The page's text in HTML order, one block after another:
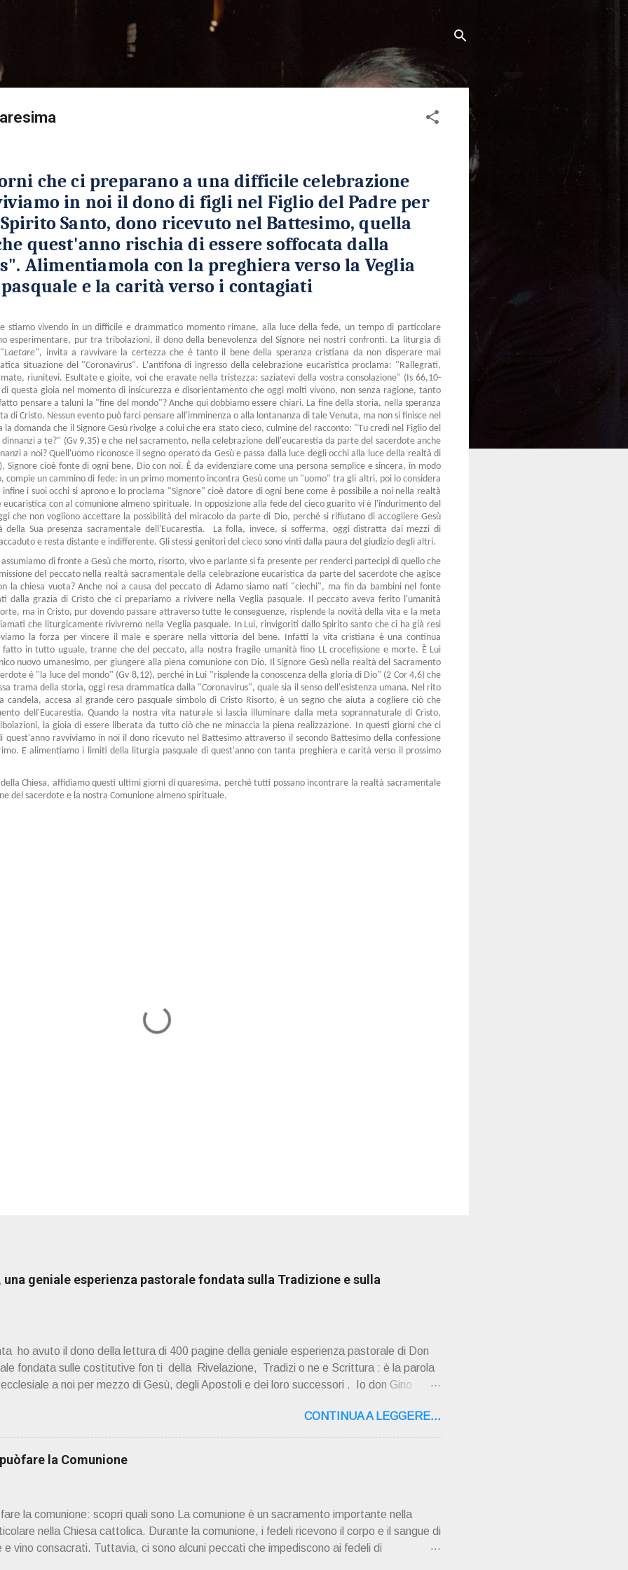
Passa ai contenuti principali
che ci preparano a una difficile celebrazione
in noi il dono di figli nel Figlio del Padre per
Santo, dono ricevuto nel Battesimo, quella
quest'anno rischia di essere soffocata dalla
Alimentiamola con la preghiera verso la Veglia
pasquale e la carità verso i contagiati
stiamo vivendo in un difficile e drammatico momento rimane, alla luce della fede, un tempo di particolare
esperimentare, pur tra tribolazioni, il dono della benevolenza del Signore nei nostri confronti. La liturgia di
Laetare", invita a ravvivare la certezza che è tanto il bene della speranza cristiana da non disperare mai
situazione del "Coronavirus". L'antifona di ingresso della celebrazione eucaristica proclama: "Rallegrati,
riunitevi. Esultate e gioite, voi che eravate nella tristezza: saziatevi della vostra consolazione" (Is 66,10-
questa gioia nel momento di insicurezza e disorientamento che oggi molti vivono, non senza ragione, tanto
pensare a taluni la "fine del mondo"? Anche qui dobbiamo essere chiari. La fine della storia, nella speranza
di Cristo. Nessun evento può farci pensare all'imminenza o alla lontananza di tale Venuta, ma non si finisce nel
la domanda che il Signore Gesù rivolge a colui che era stato cieco, culmine del racconto: "Tu credi nel Figlio del
a te?" (Gv 9,35) e che nel sacramento, nella celebrazione dell'eucarestia da parte del sacerdote anche
a noi? Quell'uomo riconosce il segno operato da Gesù e passa dalla luce degli occhi alla luce della realtà di
Signore cioè fonte di ogni bene, Dio con noi. È da evidenziare come una persona semplice e sincera, in modo
compie un cammino di fede: in un primo momento incontra Gesù come un "uomo" tra gli altri, poi lo considera
i suoi occhi si aprono e lo proclama "Signore" cioè datore di ogni bene come è possibile a noi nella realtà
con al comunione almeno spirituale. In opposizione alla fede del cieco guarito vi è l'indurimento del
che non vogliono accettare la possibilità del miracolo da parte di Dio, perché si rifiutano di accogliere Gesù
Sua presenza sacramentale dell'Eucarestia. La folla, invece, si sofferma, oggi distratta dai mezzi di
e resta distante e indifferente. Gli stessi genitori del cieco sono vinti dalla paura del giudizio degli altri.
di fronte a Gesù che morto, risorto, vivo e parlante si fa presente per renderci partecipi di quello che
del peccato nella realtà sacramentale della celebrazione eucaristica da parte del sacerdote che agisce
la chiesa vuota? Anche noi a causa del peccato di Adamo siamo nati "ciechi", ma fin da bambini nel fonte
dalla grazia di Cristo che ci prepariamo a rivivere nella Veglia pasquale. Il peccato aveva ferito l'umanità
ma in Cristo, pur dovendo passare attraverso tutte le conseguenze, risplende la novità della vita e la meta
che liturgicamente rivivremo nella Veglia pasquale. In Lui, rinvigoriti dallo Spirito santo che ci ha già resi
la forza per vincere il male e sperare nella vittoria del bene. Infatti la vita cristiana è una continua
fatto in tutto uguale, tranne che del peccato, alla nostra fragile umanità fino LL crocefissione e morte. È Lui
nuovo umanesimo, per giungere alla piena comunione con Dio. Il Signore Gesù nella realtà del Sacramento
è "la luce del mondo" (Gv 8,12), perché in Lui "risplende la conoscenza della gloria di Dio" (2 Cor 4,6) che
trama della storia, oggi resa drammatica dalla "Coronavirus", quale sia il senso dell'esistenza umana. Nel rito
candela, accesa al grande cero pasquale simbolo di Cristo Risorto, è un segno che aiuta a cogliere ciò che
dell'Eucarestia. Quando la nostra vita naturale si lascia illuminare dalla meta soprannaturale di Cristo,
la gioia di essere liberata da tutto ciò che ne minaccia la piena realizzazione. In questi giorni che ci
quest'anno ravviviamo in noi il dono ricevuto nel Battesimo attraverso il secondo Battesimo della confessione
E alimentiamo i limiti della liturgia pasquale di quest'anno con tanta preghiera e carità verso il prossimo
Chiesa, affidiamo questi ultimi giorni di quaresima, perché tutti possano incontrare la realtà sacramentale
del sacerdote e la nostra Comunione almeno spirituale.
una geniale esperienza pastorale fondata sulla Tradizione e sulla
ho avuto il dono della lettura di 400 pagine della geniale esperienza pastorale di Don
fondata sulle costitutive fon ti della Rivelazione, Tradizi o ne e Scrittura : è la parola
a noi per mezzo di Gesù, degli Apostoli e dei loro successori . Io don Gino
Del suo volume " ERO "CURATO" …ora son "da curare" pubblico la sua "
Boninsegna , per ordinazioni Via San Giovanni Pupatoro,16 – 37134 Verona Tel.
8824 PRESENTAZIONE R icordo che qualche secolo fa … "secolo" fa, da giovane
libro di Georges Bernanos , " DIARIO DI UN CURATO DI CAMPAGNA ". È ispira...
CONTINUA A LEGGERE...
la Comunione
la comunione: scopri quali sono La comunione è un sacramento importante nella
nella Chiesa cattolica. Durante la comunione, i fedeli ricevono il corpo e il sangue di
vino consacrati. Tuttavia, ci sono alcuni peccati che impediscono ai fedeli di